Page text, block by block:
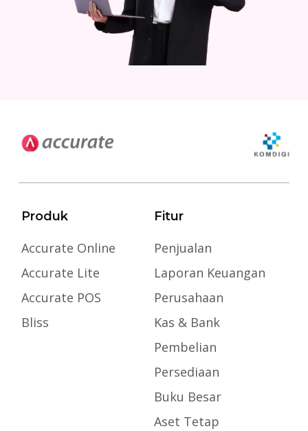
Produk
Accurate Online
Accurate Lite
Accurate POS
Bliss
Fitur
Penjualan
Laporan Keuangan
Perusahaan
Kas & Bank
Pembelian
Persediaan
Buku Besar
Aset Tetap